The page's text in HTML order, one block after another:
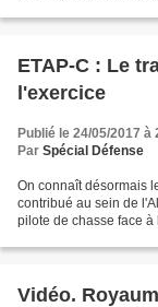
ETAP-C : Le
l'exercice
Publié le 24/05/2017 à
Par Spécial Défense
On connaît désormais
contribué au sein de
pilote de chasse face à
Vidéo.